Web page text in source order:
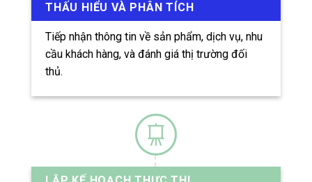
THẤU HIỂU VÀ PHÂN TÍCH
Tiếp nhận thông tin về sản phẩm, dịch vụ, nhu
cầu khách hàng, và đánh giá thị trường đối
thủ.